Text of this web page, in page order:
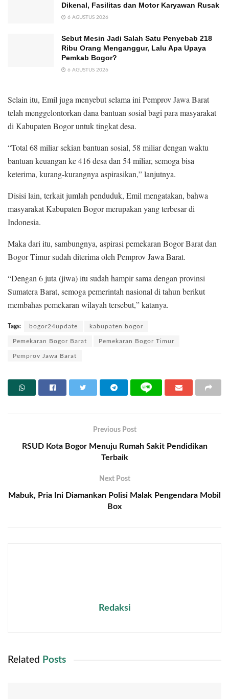
Dikenal, Fasilitas dan Motor Karyawan Rusak
6 AGUSTUS 2026
Sebut Mesin Jadi Salah Satu Penyebab 218
Ribu Orang Menganggur, Lalu Apa Upaya
Pemkab Bogor?
6 AGUSTUS 2026
Selain itu, Emil juga menyebut selama ini Pemprov Jawa Barat
telah menggelontorkan dana bantuan sosial bagi para masyarakat
di Kabupaten Bogor untuk tingkat desa.
“Total 68 miliar sekian bantuan sosial, 58 miliar dengan waktu
bantuan keuangan ke 416 desa dan 54 miliar, semoga bisa
keterima, kurang-kurangnya aspirasikan,” lanjutnya.
Disisi lain, terkait jumlah penduduk, Emil mengatakan, bahwa
masyarakat Kabupaten Bogor merupakan yang terbesar di
Indonesia.
Maka dari itu, sambungnya, aspirasi pemekaran Bogor Barat dan
Bogor Timur sudah diterima oleh Pemprov Jawa Barat.
“Dengan 6 juta (jiwa) itu sudah hampir sama dengan provinsi
Sumatera Barat, semoga pemerintah nasional di tahun berikut
membahas pemekaran wilayah tersebut,” katanya.
Tags: bogor24update kabupaten bogor
Pemekaran Bogor Barat Pemekaran Bogor Timur
Pemprov Jawa Barat
Previous Post
RSUD Kota Bogor Menuju Rumah Sakit Pendidikan
Terbaik
Next Post
Mabuk, Pria Ini Diamankan Polisi Malak Pengendara Mobil
Box
Redaksi
Related Posts